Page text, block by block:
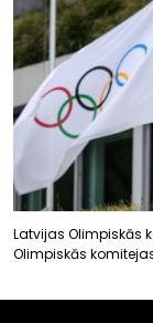
Latvijas Olimpiskās
Olimpiskās